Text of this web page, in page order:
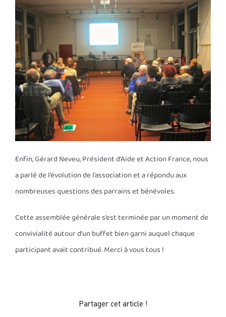
Enfin, Gérard Neveu, Président d’Aide et Action France, nous
a parlé de l’évolution de l’association et a répondu aux
nombreuses questions des parrains et bénévoles.
Cette assemblée générale s’est terminée par un moment de
convivialité autour d’un buffet bien garni auquel chaque
participant avait contribué. Merci à vous tous !
Partager cet article !